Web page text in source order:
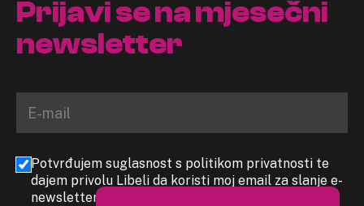
Prijavi se na mjesečni
newsletter
Potvrđujem suglasnost s politikom privatnosti te
dajem privolu Libeli da koristi moj email za slanje e-
newslettera